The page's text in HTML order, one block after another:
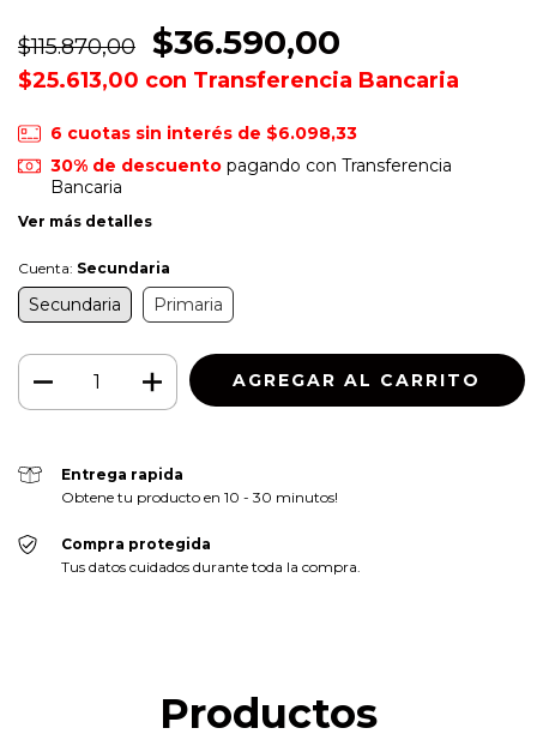
$115.870,00 $36.590,00
$25.613,00 con Transferencia Bancaria
6 cuotas sin interés de $6.098,33
30% de descuentopagando con Transferencia
Bancaria
Ver más detalles
Cuenta: Secundaria
Secundaria Primaria
Entrega rapida
Obtene tu producto en 10 - 30 minutos!
Compra protegida
Tus datos cuidados durante toda la compra.
Productos